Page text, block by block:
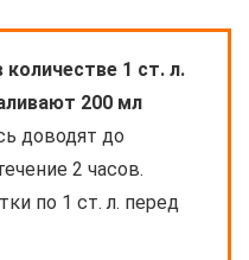
1 ст. л.
200 мл
доводят до
2 часов.
по 1 ст. л. перед